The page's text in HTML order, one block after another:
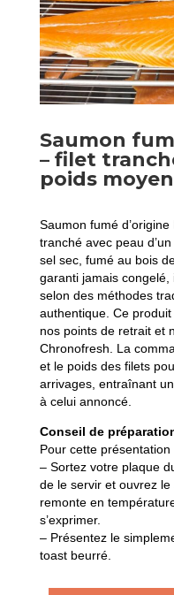
Saumon
– filet
poids moyen
Saumon fumé
tranché avec peau
sel sec, fumé au bois
garanti jamais
selon des méthodes
authentique. Ce
nos points de retrait et
Chronofresh. La
et le poids des filets
arrivages, entraînant
à celui annoncé.
Conseil de
Pour cette
– Sortez votre plaque
de le servir et ouvrez
remonte en
s’exprimer.
– Présentez le
toast beurré.